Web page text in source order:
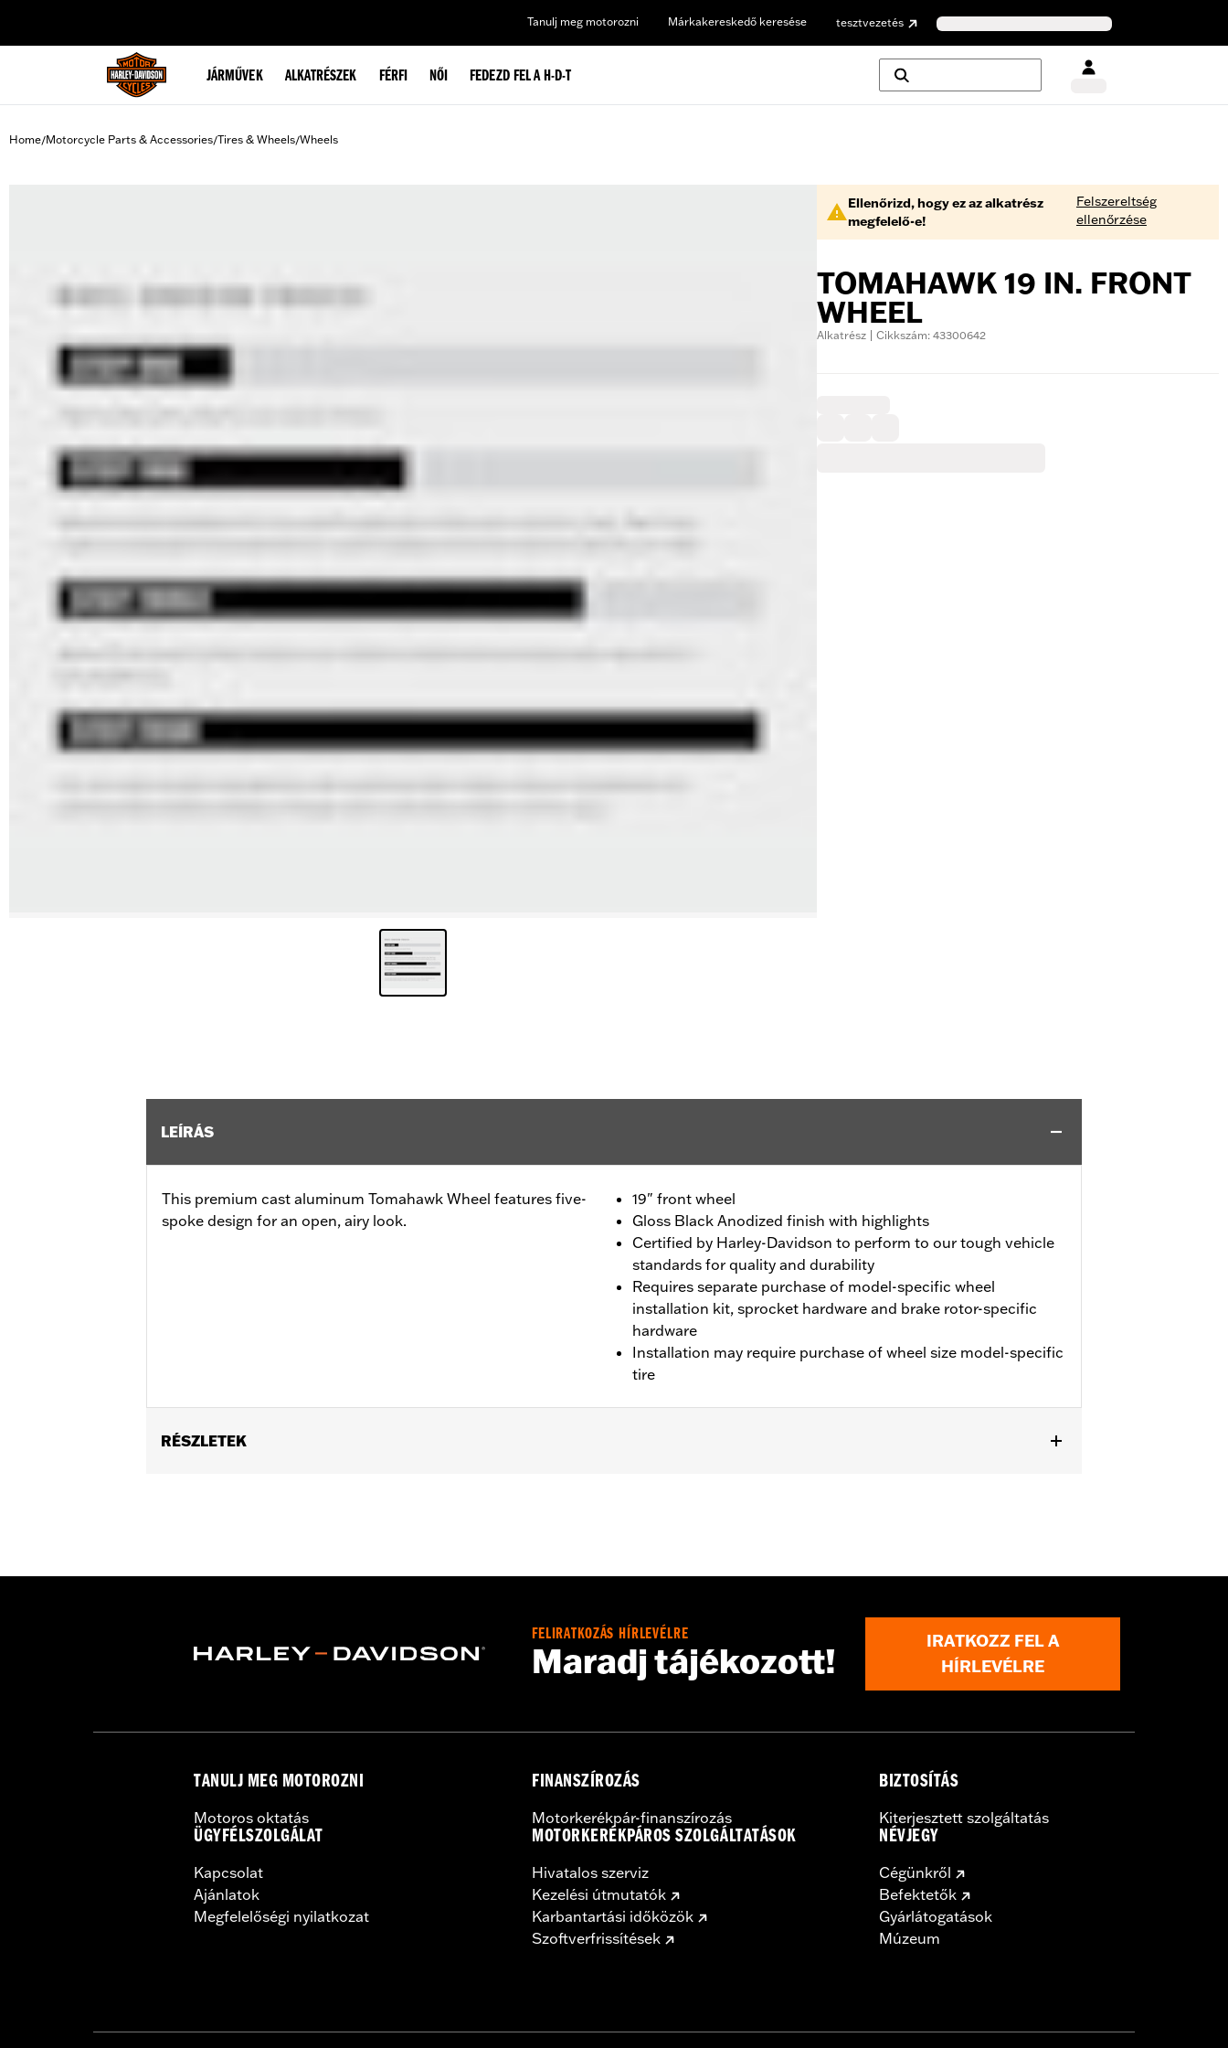
Tanulj meg motorozni Márkakereskedő keresése tesztvezetés
JÁRMŰVEK ALKATRÉSZEK FÉRFI NŐI FEDEZD FEL A H-D-T
Home/Motorcycle Parts & Accessories/Tires & Wheels/Wheels
Ellenőrizd, hogy ez az alkatrész
megfelelő-e!
Felszereltség
ellenőrzése
TOMAHAWK 19 IN. FRONT
WHEEL
Alkatrész | Cikkszám: 43300642
LEÍRÁS
This premium cast aluminum Tomahawk Wheel features five-
spoke design for an open, airy look.
19" front wheel
Gloss Black Anodized finish with highlights
Certified by Harley-Davidson to perform to our tough vehicle
standards for quality and durability
Requires separate purchase of model-specific wheel
installation kit, sprocket hardware and brake rotor-specific
hardware
Installation may require purchase of wheel size model-specific
tire
RÉSZLETEK
Sold In Units:Each
Rim Size UOM:Inches
for full details
FELIRATKOZÁS HÍRLEVÉLRE
Maradj tájékozott!
IRATKOZZ FEL A
HÍRLEVÉLRE
TANULJ MEG MOTOROZNI
Motoros oktatás
ÜGYFÉLSZOLGÁLAT
Kapcsolat
Ajánlatok
Megfelelőségi nyilatkozat
FINANSZÍROZÁS
Motorkerékpár-finanszírozás
MOTORKERÉKPÁROS SZOLGÁLTATÁSOK
Hivatalos szerviz
Kezelési útmutatók
Karbantartási időközök
Szoftverfrissítések
BIZTOSÍTÁS
Kiterjesztett szolgáltatás
NÉVJEGY
Cégünkről
Befektetők
Gyárlátogatások
Múzeum